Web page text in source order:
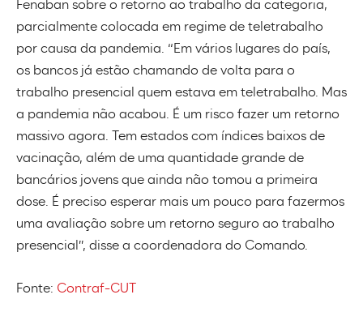
Fenaban sobre o retorno ao trabalho da categoria,
parcialmente colocada em regime de teletrabalho
por causa da pandemia. “Em vários lugares do país,
os bancos já estão chamando de volta para o
trabalho presencial quem estava em teletrabalho. Mas
a pandemia não acabou. É um risco fazer um retorno
massivo agora. Tem estados com índices baixos de
vacinação, além de uma quantidade grande de
bancários jovens que ainda não tomou a primeira
dose. É preciso esperar mais um pouco para fazermos
uma avaliação sobre um retorno seguro ao trabalho
presencial”, disse a coordenadora do Comando.
Fonte: Contraf-CUT